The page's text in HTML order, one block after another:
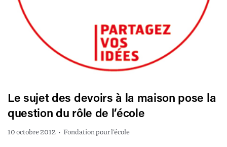
Le sujet des devoirs à la maison pose la
question du rôle de l’école
10 octobre 2012 • Fondation pour l'école